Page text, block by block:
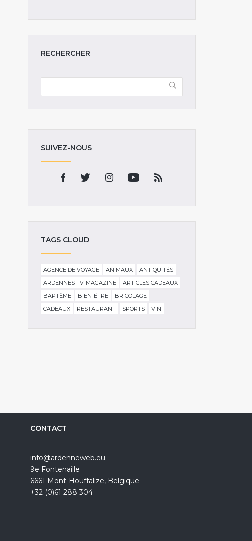
RECHERCHER
SUIVEZ-NOUS
TAGS CLOUD
AGENCE DE VOYAGE ANIMAUX
ANTIQUITÉS
ARDENNES TV-MAGAZINE
ARTICLES CADEAUX
BAPTÊME
BIEN-ÊTRE
BRICOLAGE
CADEAUX
RESTAURANT SPORTS VIN
CONTACT
info@ardenneweb.eu
9e Fontenaille
6661 Mont-Houffalize, Belgique
+32 (0)61 288 304